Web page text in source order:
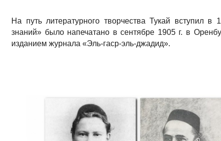
На путь литературного творчества Тукай вступил
знаний» было напечатано в сентябре 1905 г. в
изданием журнала «Эль-гаср-эль-джадид».